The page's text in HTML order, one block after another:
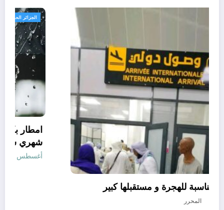
دولة افريقية مناسبة للهجرة و مستقبلها كبير
أغسطس 7, 2026